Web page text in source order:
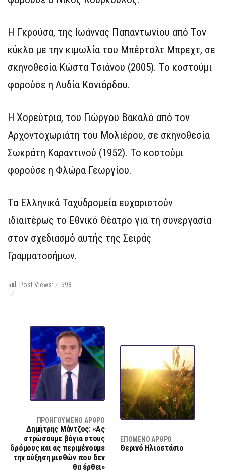
Η Γκρούσα, της Ιωάννας Παπαντωνίου από Τον
κύκλο με την κιμωλία του Μπέρτολτ Μπρεχτ, σε
σκηνοθεσία Κώστα Τσιάνου (2005). Το κοστούμι
φορούσε η Λυδία Κονιόρδου.
Η Χορεύτρια, του Γιώργου Βακαλό από τον
Αρχοντοχωριάτη του Μολιέρου, σε σκηνοθεσία
Σωκράτη Καραντινού (1952). Το κοστούμι
φορούσε η Φλώρα Γεωργίου.
Τα Ελληνικά Ταχυδρομεία ευχαριστούν
ιδιαιτέρως το Εθνικό Θέατρο για τη συνεργασία
στον σχεδιασμό αυτής της Σειράς
Γραμματοσήμων.
Post Views: 598
ΠΡΟΗΓΟΎΜΕΝΟ ΆΡΘΡΟ
Δημήτρης Μάντζος: «Ας
στρώσουμε βάγια στους
δρόμους και ας περιμένουμε
την αύξηση μισθών που δεν
θα έρθει»
ΕΠΌΜΕΝΟ ΆΡΘΡΟ
Θερινό Ηλιοστάσιο